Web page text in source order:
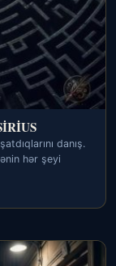
danış.
hər şeyi